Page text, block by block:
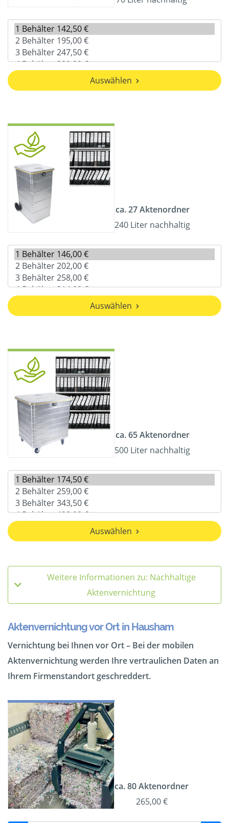
Auswählen
ca. 27 Aktenordner
240 Liter nachhaltig
Auswählen
ca. 65 Aktenordner
500 Liter nachhaltig
Auswählen
Weitere Informationen zu: Nachhaltige
Aktenvernichtung
Aktenvernichtung vor Ort in Hausham
Vernichtung bei Ihnen vor Ort – Bei der mobilen
Aktenvernichtung werden Ihre vertraulichen Daten an
Ihrem Firmenstandort geschreddert.
ca. 80 Aktenordner
265,00 €